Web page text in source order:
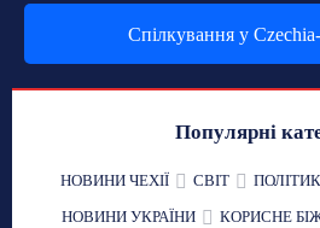
Спілкування у
Популярні
НОВИНИ ЧЕХІЇ СВІТ
НОВИНИ УКРАЇНИ
КОРИСНЕ